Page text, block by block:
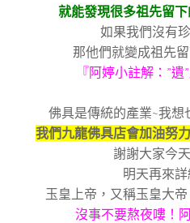
就能發現很多祖先留
如果我們沒有
那他們就變成祖先
『阿婷小註解： ”遺”
佛具是傳統的產業~我想
我們九龍佛具店會加油努
謝謝大家今
明天再來詳
玉皇上帝，又稱玉皇大
沒事不要熬夜嘍！